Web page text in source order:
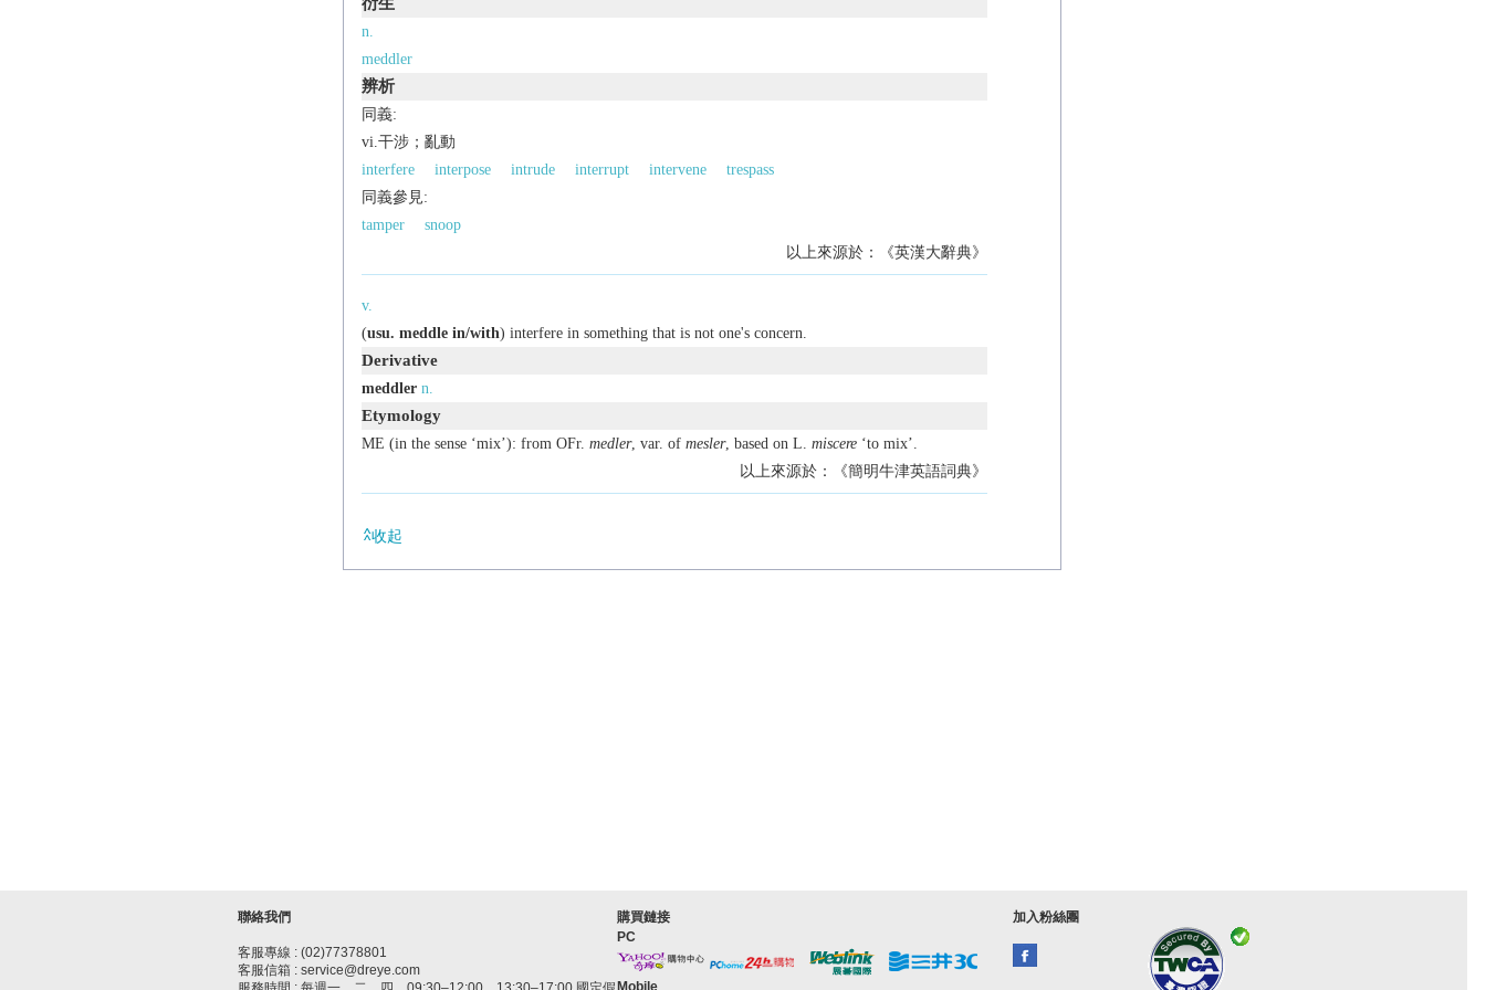
n.
meddler
辨析
同義:
vi.干涉；亂動
interfere
interpose intrude interrupt intervene
trespass
同義參見:
tamper
snoop
以上來源於：《英漢大辭典》
v.
(usu. meddle in/with) interfere in something that is not one's concern.
Derivative
meddler n.
Etymology
ME (in the sense ‘mix’): from OFr. medler, var. of mesler, based on L. miscere‘to mix’.
以上來源於：《簡明牛津英語詞典》
收起
聯絡我們
客服專線 : (02)77378801
客服信箱 : service@dreye.com
購買鏈接
PC
Mobile
加入粉絲團